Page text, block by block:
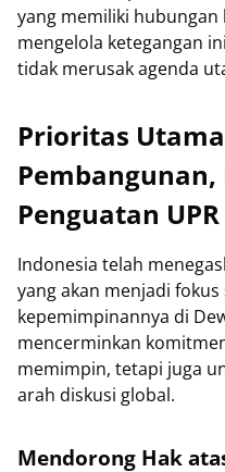
yang memiliki hubungan
mengelola ketegangan
tidak merusak agenda
Prioritas
Pembangunan,
Penguatan UPR
Indonesia telah
yang akan menjadi fokus
kepemimpinannya di
mencerminkan
memimpin, tetapi juga
arah diskusi global.
Mendorong Hak